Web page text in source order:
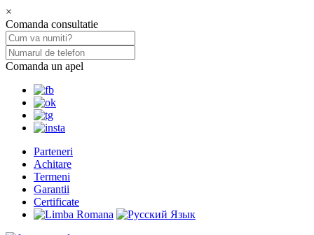
×
Comanda consultatie
Comanda un apel
Parteneri
Achitare
Termeni
Garantii
Certificate